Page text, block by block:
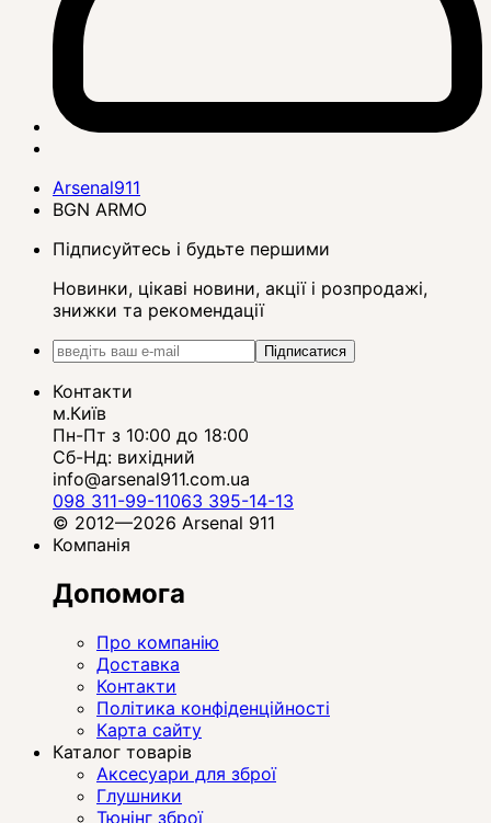
Arsenal911
BGN ARMO
Підписуйтесь і будьте першими
Новинки, цікаві новини, акції і розпродажі,
знижки та рекомендації
Підписатися
Контакти
м.Київ
Пн-Пт з 10:00 до 18:00
Сб-Нд: вихідний
info@arsenal911.com.ua
098 311-99-11063 395-14-13
© 2012—2026 Arsenal 911
Компанія
Допомога
Про компанію
Доставка
Контакти
Політика конфіденційності
Карта сайту
Каталог товарів
Аксесуари для зброї
Глушники
Тюнінг зброї